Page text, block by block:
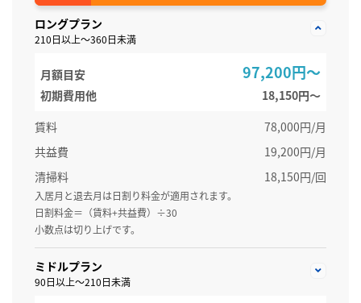
ロングプラン
210日以上～360日未満
月額目安 97,200円～
初期費用他
18,150円〜
賃料
78,000円/月
共益費
19,200円/月
清掃料
18,150円/回
入居月と退去月は日割り料金が適用されます。
日割料金＝（賃料+共益費）÷30
小数点は切り上げです。
ミドルプラン
90日以上～210日未満